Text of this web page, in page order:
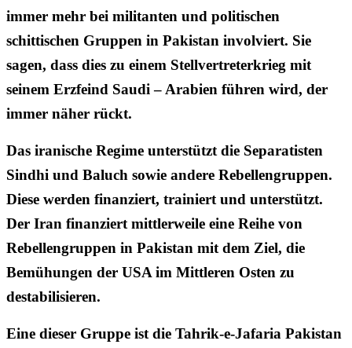
immer mehr bei militanten und politischen
schittischen Gruppen in Pakistan involviert. Sie
sagen, dass dies zu einem Stellvertreterkrieg mit
seinem Erzfeind Saudi – Arabien führen wird, der
immer näher rückt.
Das iranische Regime unterstützt die Separatisten
Sindhi und Baluch sowie andere Rebellengruppen.
Diese werden finanziert, trainiert und unterstützt.
Der Iran finanziert mittlerweile eine Reihe von
Rebellengruppen in Pakistan mit dem Ziel, die
Bemühungen der USA im Mittleren Osten zu
destabilisieren.
Eine dieser Gruppe ist die Tahrik-e-Jafaria Pakistan